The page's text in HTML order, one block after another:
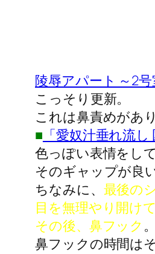
陵辱アパート ～2
こっそり更新。
これは鼻責めがあ
■ 「愛奴汁垂れ流し
色っぽい表情をし
そのギャップが良
ちなみに、 最後の
目を無理やり開け
その後、鼻フック 。
鼻フックの時間は